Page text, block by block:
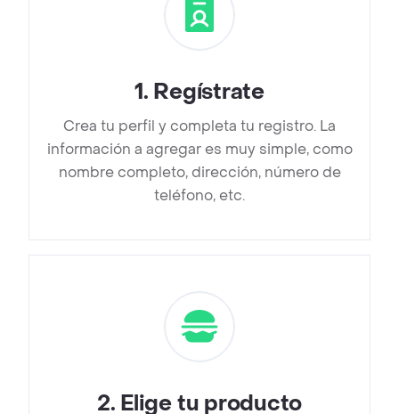
1. Regístrate
Crea tu perfil y completa tu registro. La
información a agregar es muy simple, como
nombre completo, dirección, número de
teléfono, etc.
2. Elige tu producto